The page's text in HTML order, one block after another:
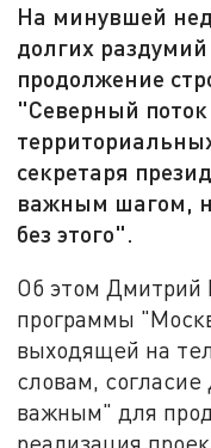
На минувшей
долгих
продолжение
"Северный
секретаря
важным шагом,
без этого".
Об этом Дмитрий
программы
выходящей на
словам,
важным" для
реализация